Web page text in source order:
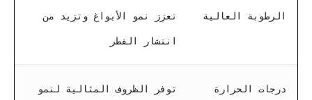
الرطوبة العالية تعزز نمو الأبواغ وتزيد من
انتشار الفطر
درجات الحرارة توفر الظروف المثالية لنمو